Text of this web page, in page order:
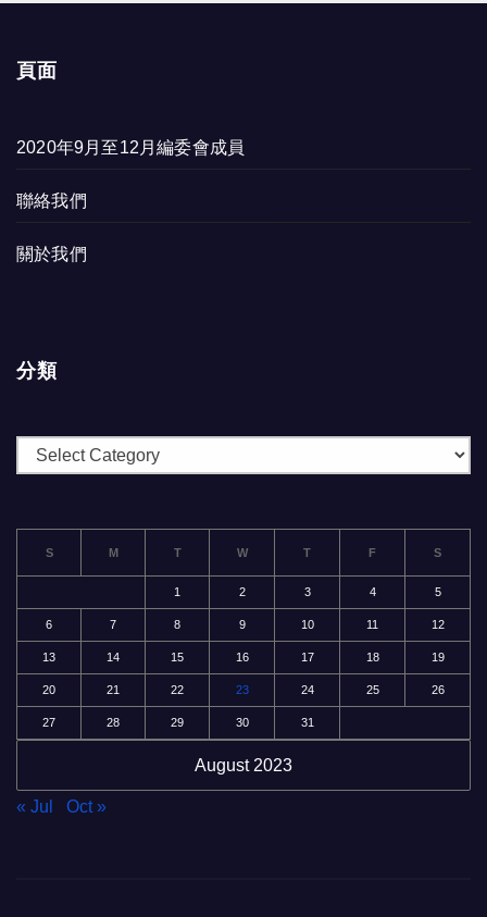
頁面
2020年9月至12月編委會成員
聯絡我們
關於我們
分類
August 2023
S M T W T F S
1 2 3 4 5
6 7 8 9 10 11 12
13 14 15 16 17 18 19
20 21 22 23 24 25 26
27 28 29 30 31
« Jul Oct »